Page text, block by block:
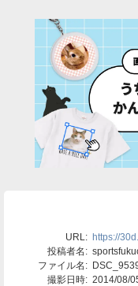
URL: https://
投稿者名:
ファイル名:
撮影日時: 2014/08/